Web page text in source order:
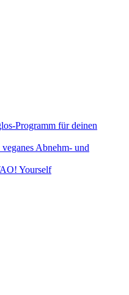
Programm für deinen
Abnehm- und
Yourself